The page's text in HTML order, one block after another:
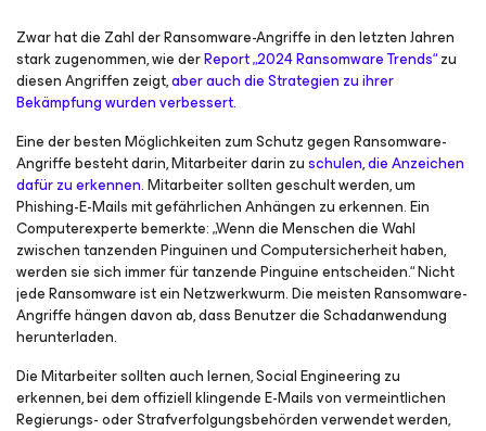
Zwar hat die Zahl der Ransomware-Angriffe in den letzten Jahren
stark zugenommen, wie derReport „2024 Ransomware Trends“zu
diesen Angriffen zeigt,aber auch die Strategien zu ihrer
Bekämpfung wurden verbessert.
Eine der besten Möglichkeiten zum Schutz gegen Ransomware-
Angriffe besteht darin, Mitarbeiter darin zuschulen,die Anzeichen
dafür zu erkennen. Mitarbeiter sollten geschult werden, um
Phishing-E-Mails mit gefährlichen Anhängen zu erkennen. Ein
Computerexperte bemerkte: „Wenn die Menschen die Wahl
zwischen tanzenden Pinguinen und Computersicherheit haben,
werden sie sich immer für tanzende Pinguine entscheiden.“ Nicht
jede Ransomware ist ein Netzwerkwurm. Die meisten Ransomware-
Angriffe hängen davon ab, dass Benutzer die Schadanwendung
herunterladen.
Die Mitarbeiter sollten auch lernen, Social Engineering zu
erkennen, bei dem offiziell klingende E-Mails von vermeintlichen
Regierungs- oder Strafverfolgungsbehörden verwendet werden,